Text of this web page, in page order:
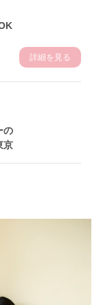
詳細を見る
の
京